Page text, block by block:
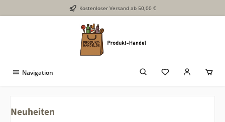
Zum Hauptinhalt springen Kostenloser Versand ab 50,00 €
Navigation
Neuheiten